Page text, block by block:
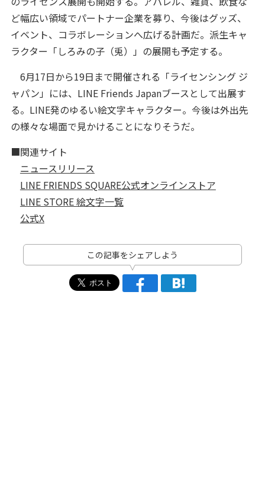
ど幅広い領域でパートナー企業を募り、今後はグッズ、
イベント、コラボレーションへ広げる計画だ。派生キャ
ラクター「しろみの子（兎）」の展開も予定する。
6月17日から19日まで開催される「ライセンシング ジ
ャパン」には、LINE Friends Japanブースとして出展す
る。LINE発のゆるい絵文字キャラクター。今後は外出先
の様々な場面で見かけることになりそうだ。
■関連サイト
ニュースリリース
LINE FRIENDS SQUARE公式オンラインストア
LINE STORE 絵文字一覧
公式X
この記事をシェアしよう